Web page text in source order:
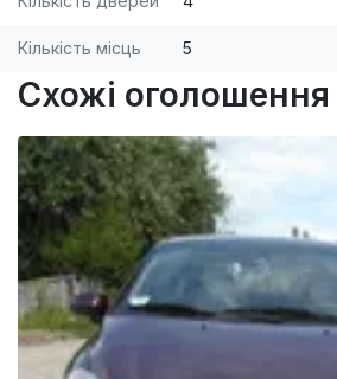
Кількість місць 5
Схожі оголошення